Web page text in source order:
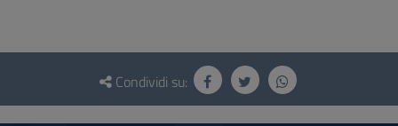
Questionario
social
Condividi su: